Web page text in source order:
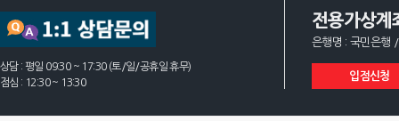
상담 : 평일 09:30 ~ 17:30 (토/일/공휴일 휴무)
점심 : 12:30 ~ 13:30
전용가상계
은행명 : 국민은행
입점신청